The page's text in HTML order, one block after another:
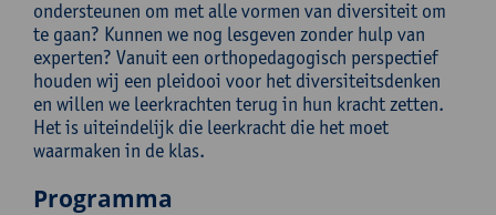
ondersteunen om met alle vormen van diversiteit om
te gaan? Kunnen we nog lesgeven zonder hulp van
experten? Vanuit een orthopedagogisch perspectief
houden wij een pleidooi voor het diversiteitsdenken
en willen we leerkrachten terug in hun kracht zetten.
Het is uiteindelijk die leerkracht die het moet
waarmaken in de klas.
Programma